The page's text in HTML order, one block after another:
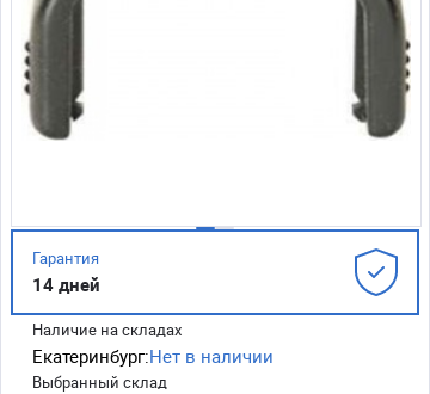
Гарантия
14 дней
Наличие на складах
Екатеринбург:Нет в наличии
Выбранный склад